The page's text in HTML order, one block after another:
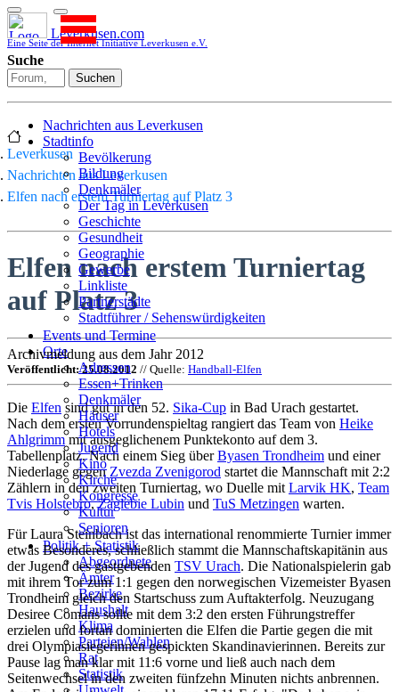
Leverkusen.com
Eine Seite der Internet Initiative Leverkusen e.V.
Suche
Suchen
Nachrichten aus Leverkusen
Stadtinfo
Bevölkerung
Bildung
Denkmäler
Der Tag in Leverkusen
Geschichte
Gesundheit
Geographie
Gewerbe
Linkliste
Partnerstädte
Stadtführer / Sehenswürdigkeiten
Stadtplan
Stadtteile
Sport
Who is who
Wohnen
Events und Termine
Orte
Adressen
Essen+Trinken
Denkmäler
Häuser
Hotels
Jugend
Kino
Kirche
Kongresse
Kultur
Senioren
Stadtführer
Straßen
Politik + Statistik
Abgeordnete
Ämter
Bezirke
Haushalt
Klima
Parteien/Wahlen
Rat
Statistik
Leverkusen
Nachrichten aus Leverkusen
Elfen nach erstem Turniertag auf Platz 3
Elfen nach erstem Turniertag
auf Platz 3
Archivmeldung aus dem Jahr 2012
Veröffentlicht: 25.08.2012 // Quelle: Handball-Elfen
Die Elfen sind gut in den 52. Sika-Cup in Bad Urach gestartet.
Nach dem ersten Vorrundenspieltag rangiert das Team von Heike
Ahlgrimmmit ausgeglichenem Punktekonto auf dem 3.
Tabellenplatz. Nach einem Sieg überByasen Trondheim und einer
Niederlage gegen Zvezda Zvenigorod startet die Mannschaft mit 2:2
Zählern in den zweiten Turniertag, wo Duelle mit Larvik HK, Team
Tvis Holstebro,Zaglebie Lubin und TuS Metzingen warten.
Für Laura Steinbach ist das international renommierte Turnier immer
etwas Besonderes, schließlich stammt die Mannschaftskapitänin aus
der Jugend des gastgebenden TSV Urach. Die Nationalspielerin gab
mit ihrem Tor zum 1:1 gegen den norwegischen Vizemeister Byasen
Trondheim gleich den Startschuss zum Auftakterfolg. Neuzugang
Desiree Comans sollte mit dem 3:2 den ersten Führungstreffer
erzielen und fortan dominierten die Elfen die Partie gegen die mit
drei Olympiasiegerinnen gespickten Skandinavierinnen. Bereits zur
Pause lag man klar mit 11:6 vorne und ließ auch nach dem
Seitenwechsel in den zweiten fünfzehn Minuten nichts anbrennen.